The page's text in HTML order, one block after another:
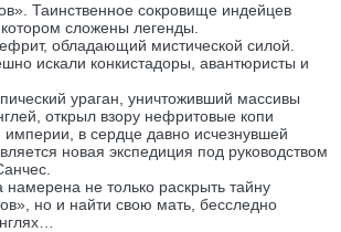
Таинственное сокровище индейцев
сложены легенды.
обладающий мистической силой.
искали конкистадоры, авантюристы и
ураган, уничтоживший массивы
открыл взору нефритовые копи
империи, в сердце давно исчезнувшей
новая экспедиция под руководством
не только раскрыть тайну
но и найти свою мать, бесследно